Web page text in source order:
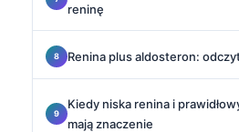
reninę
Renina plus aldosteron:
Kiedy niska renina i
mają znaczenie